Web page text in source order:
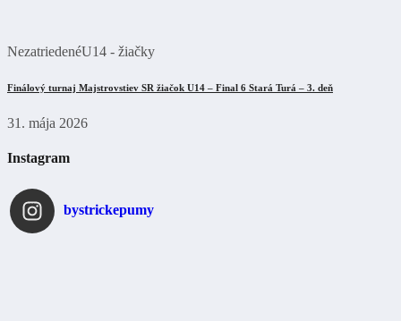
NezatriedenéU14 - žiačky
Finálový turnaj Majstrovstiev SR žiačok U14 – Final 6 Stará Turá – 3. deň
31. mája 2026
Instagram
bystrickepumy